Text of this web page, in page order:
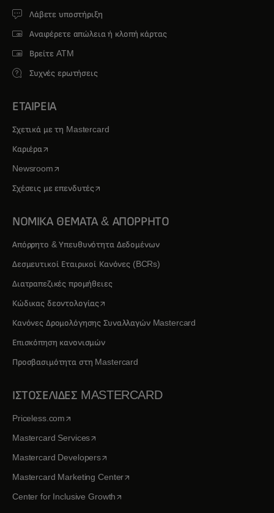
Λάβετε υποστήριξη
Αναφέρετε απώλεια ή κλοπή κάρτας
Βρείτε ATM
Συχνές ερωτήσεις
ΕΤΑΙΡΕΙΑ
Σχετικά με τη Mastercard
Καριέραopens in a new tab
Newsroomopens in a new tab
Σχέσεις με επενδυτέςopens in a new tab
ΝΟΜΙΚΑ ΘΕΜΑΤΑ & ΑΠΟΡΡΗΤΟ
Απόρρητο & Υπευθυνότητα Δεδομένων
Δεσμευτικοί Εταιρικοί Κανόνες (BCRs)
Διατραπεζικές προμήθειες
Κώδικας δεοντολογίαςopens in a new tab
Κανόνες Δρομολόγησης Συναλλαγών Mastercard
Επισκόπηση κανονισμών
Προσβασιμότητα στη Mastercard
ΙΣΤΟΣΕΛΙΔΕΣ MASTERCARD
Priceless.comopens in a new tab
Mastercard Servicesopens in a new tab
Mastercard Developersopens in a new tab
Mastercard Marketing Centeropens in a new tab
Center for Inclusive Growthopens in a new tab